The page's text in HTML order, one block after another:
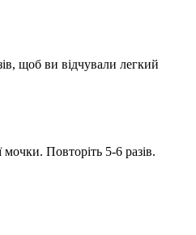
щоб ви відчували легкий
Повторіть 5-6 разів.